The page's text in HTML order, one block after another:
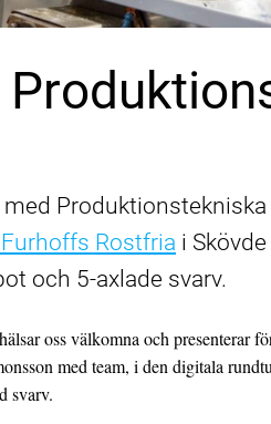
Rostfria i
och 5-axlade svarv.
oss välkomna och presenterar
med team, i den digitala
svarv.